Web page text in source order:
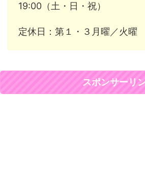
19:00（土・日・祝）
定休日：第１・３月曜／火曜
スポンサーリ